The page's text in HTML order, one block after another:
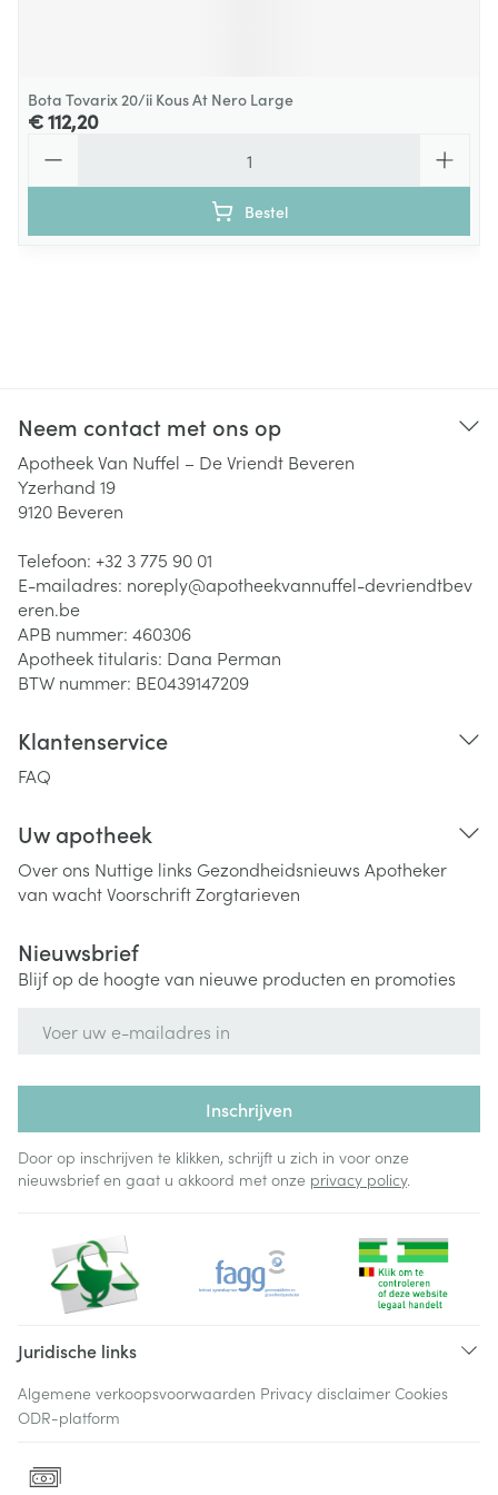
Bota Tovarix 20/ii Kous At Nero Large
€ 112,20
Bestel
Neem contact met ons op
Apotheek Van Nuffel – De Vriendt Beveren
Yzerhand 19
9120 Beveren
Telefoon: +32 3 775 90 01
E-mailadres: noreply@apotheekvannuffel-devriendtbev
eren.be
APB nummer: 460306
Apotheek titularis: Dana Perman
BTW nummer: BE0439147209
Klantenservice
FAQ
Uw apotheek
Over ons Nuttige links Gezondheidsnieuws Apotheker
van wachtVoorschriftZorgtarieven
Nieuwsbrief
Blijf op de hoogte van nieuwe producten en promoties
Inschrijven
Door op inschrijven te klikken, schrijft u zich in voor onze
nieuwsbrief en gaat u akkoord met onze privacy policy.
Juridische links
Algemene verkoopsvoorwaarden Privacy disclaimer Cookies
ODR-platform